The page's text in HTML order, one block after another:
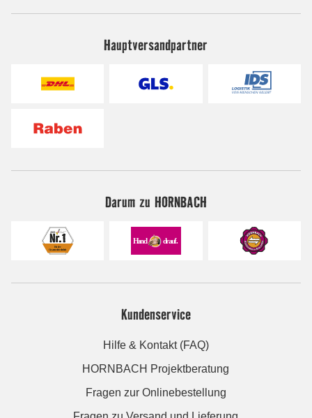
Hauptversandpartner
Darum zu HORNBACH
Kundenservice
Hilfe & Kontakt (FAQ)
HORNBACH Projektberatung
Fragen zur Onlinebestellung